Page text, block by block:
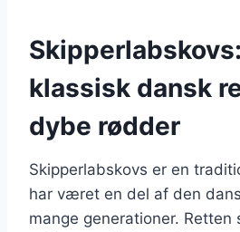
klassisk dansk
dybe rødder
Skipperlabskovs er en
har været en del af den
mange generationer. Retten